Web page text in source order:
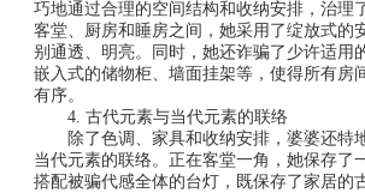
巧地通过合理的空间结构和收纳安排，治理
客堂、厨房和睡房之间，她采用了绽放式的
别通透、明亮。同时，她还诈骗了少许适用
嵌入式的储物柜、墙面挂架等，使得所有房
有序。
4. 古代元素与当代元素的联络
除了色调、家具和收纳安排，婆婆还特
当代元素的联络。正在客堂一角，她保存了
搭配被骗代感全体的台灯，既保存了家居的